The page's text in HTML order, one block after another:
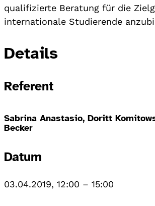
qualifizierte Beratung für die
internationale Studierende
Details
Referent
Sabrina Anastasio, Doritt
Becker
Datum
03.04.2019, 12:00 – 15:00